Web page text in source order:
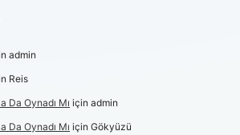
admin
Reis
Da Oynadı Mı için admin
Da Oynadı Mı için Gökyüzü